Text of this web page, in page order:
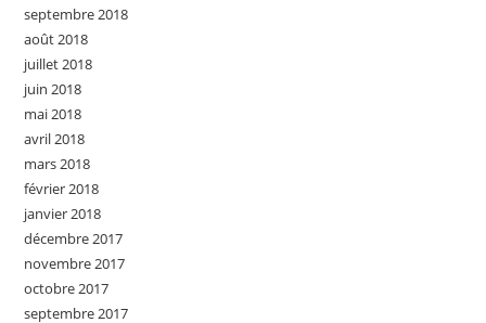
septembre 2018
août 2018
juillet 2018
juin 2018
mai 2018
avril 2018
mars 2018
février 2018
janvier 2018
décembre 2017
novembre 2017
octobre 2017
septembre 2017